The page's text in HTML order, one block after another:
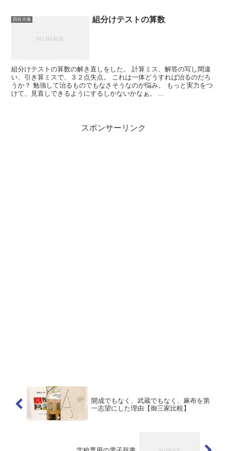
四谷大塚 組分けテストの算数
組分けテストの算数の解き直しをした。 計算ミス、解答の写し間違
い、引き算ミスで、３２点失点。 これは一体どうすれば治るのだろ
うか？ 勉強して治るものでもなさそうなのが悩み。 もっと実力をつ
けて、見直しできるようにするしかないかなぁ。 ...
スポンサーリンク
開成でもなく、武蔵でもなく、麻布を第
一志望にした理由【御三家比較】